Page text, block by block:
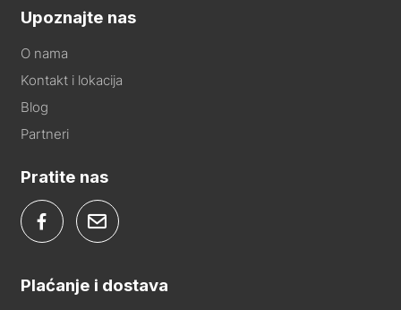
Upoznajte nas
O nama
Kontakt i lokacija
Blog
Partneri
Pratite nas
Plaćanje i dostava